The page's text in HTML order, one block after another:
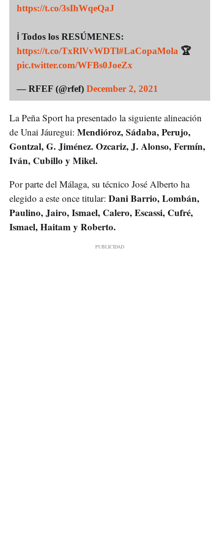
https://t.co/3sIhWqeQaJ
ℹ️ Todos los RESÚMENES:
https://t.co/TxRlVvWDTl#LaCopaMola 🏆
pic.twitter.com/WFBs0JoeZx
— RFEF (@rfef) December 2, 2021
La Peña Sport ha presentado la siguiente alineación
de Unai Jáuregui: Mendióroz, Sádaba, Perujo,
Gontzal, G. Jiménez. Ozcariz, J. Alonso, Fermín,
Iván, Cubillo y Mikel.
Por parte del Málaga, su técnico José Alberto ha
elegido a este once titular: Dani Barrio, Lombán,
Paulino, Jairo, Ismael, Calero, Escassi, Cufré,
Ismael, Haitam y Roberto.